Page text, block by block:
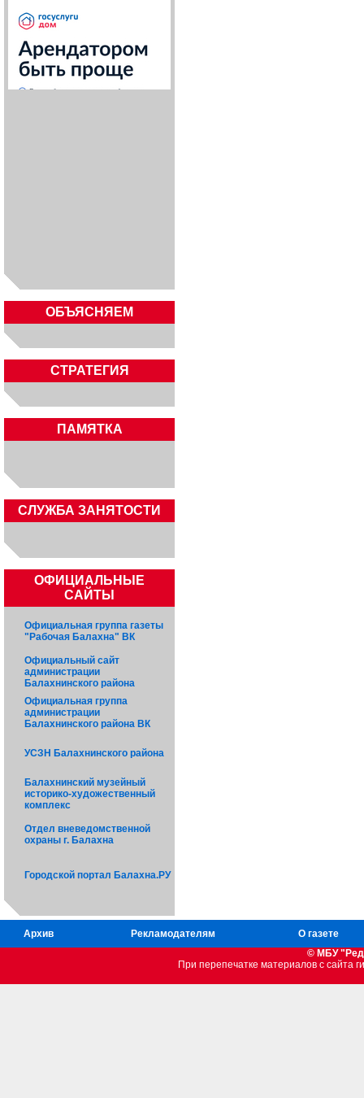
ОБЪЯСНЯЕМ
СТРАТЕГИЯ
ПАМЯТКА
CЛУЖБА ЗАНЯТОСТИ
ОФИЦИАЛЬНЫЕ
САЙТЫ
Официальная группа газеты
"Рабочая Балахна" ВК
Официальный сайт
администрации
Балахнинского района
Официальная группа
администрации
Балахнинского района ВК
УСЗН Балахнинского района
Балахнинский музейный
историко-художественный
комплекс
Отдел вневедомственной
охраны г. Балахна
Городской портал Балахна.РУ
Архив Рекламодателям
О газете
© МБУ
При перепечатке материалов c сайта